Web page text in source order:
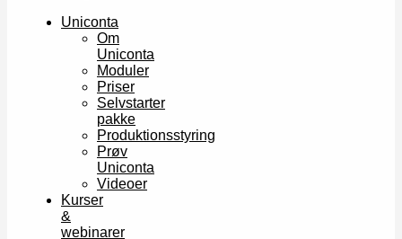
Uniconta
Om
Uniconta
Moduler
Priser
Selvstarter
pakke
Produktionsstyring
Prøv
Uniconta
Videoer
Kurser
&
webinarer